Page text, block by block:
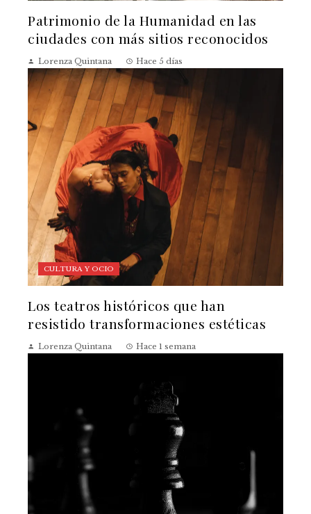
Patrimonio de la Humanidad en las
ciudades con más sitios reconocidos
Lorenza Quintana Hace 5 días
CULTURA Y OCIO
Los teatros históricos que han
resistido transformaciones estéticas
Lorenza Quintana Hace 1 semana